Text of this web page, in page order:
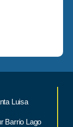
Luisa
Barrio Lago